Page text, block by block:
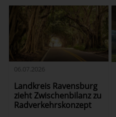
06.07.2026
Landkreis Ravensburg
zieht Zwischenbilanz zu
Radverkehrskonzept